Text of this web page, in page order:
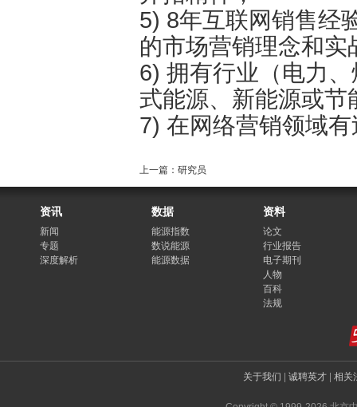
5) 8年互联网销售经
的市场营销理念和实
6) 拥有行业（电力
式能源、新能源或
7) 在网络营销领域
上一篇：研究员
资讯
新闻
专题
深度解析
数据
能源指数
数说能源
能源数据
资料
论文
行业报告
电子期刊
人物
百科
法规
关于我们 诚聘英才 相关